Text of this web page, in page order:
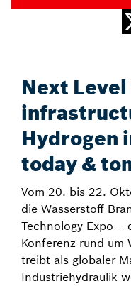
Next
Hydrogen
today &
Vom 20. bis 22.
die Wasserstoff-
Technology Expo –
Konferenz rund um
treibt als globaler
Industriehydraulik